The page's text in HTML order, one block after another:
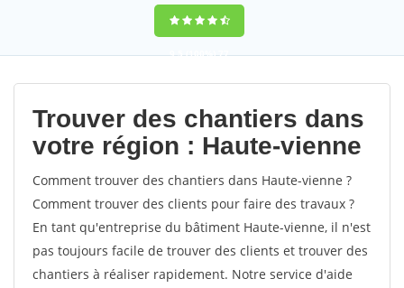
9,5(100%)77
votes
Trouver des chantiers dans
votre région : Haute-vienne
Comment trouver des chantiers dans Haute-vienne ?
Comment trouver des clients pour faire des travaux ?
En tant qu'entreprise du bâtiment Haute-vienne, il n'est
pas toujours facile de trouver des clients et trouver des
chantiers à réaliser rapidement. Notre service d'aide